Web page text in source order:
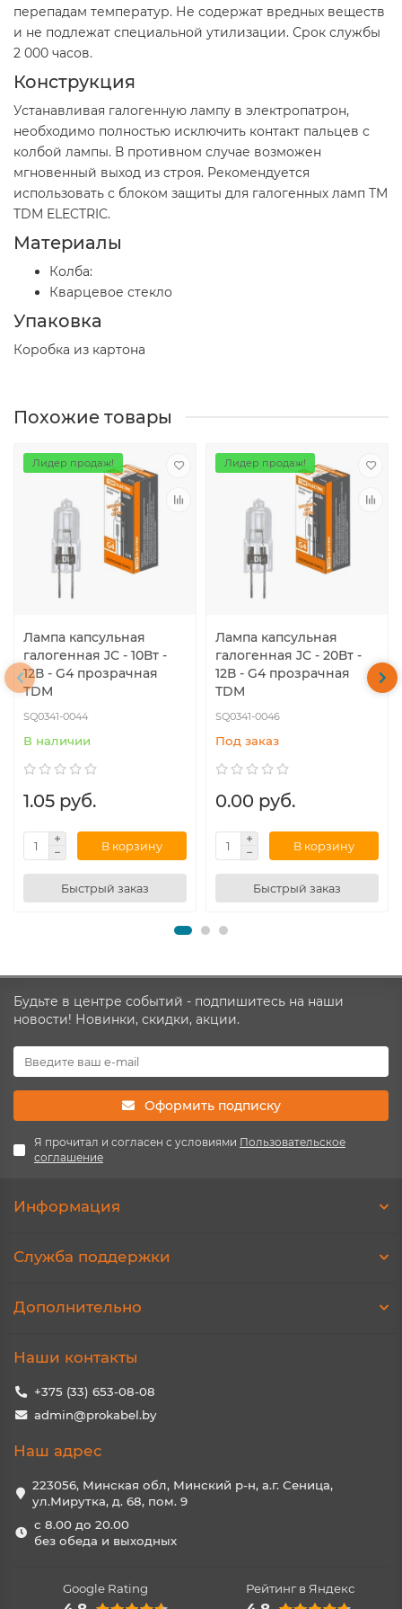
перепадам температур. Не содержат вредных веществ
и не подлежат специальной утилизации. Срок службы
2 000 часов.
Конструкция
Устанавливая галогенную лампу в электропатрон,
необходимо полностью исключить контакт пальцев с
колбой лампы. В противном случае возможен
мгновенный выход из строя. Рекомендуется
использовать с блоком защиты для галогенных ламп TM
TDM ELECTRIC.
Материалы
Колба:
Кварцевое стекло
Упаковка
Коробка из картона
Похожие товары
Лидер продаж!
Лампа капсульная
галогенная JC - 10Вт -
12В - G4 прозрачная
TDM
SQ0341-0044
В наличии
1.05 руб.
В корзину
Быстрый заказ
Лидер продаж!
Лампа капсульная
галогенная JC - 20Вт -
12В - G4 прозрачная
TDM
SQ0341-0046
Под заказ
0.00 руб.
В корзину
Быстрый заказ
Будьте в центре событий - подпишитесь на наши
новости! Новинки, скидки, акции.
Оформить подписку
Я прочитал и согласен с условиями Пользовательское
соглашение
Информация
Служба поддержки
Дополнительно
Наши контакты
+375 (33) 653-08-08
admin@prokabel.by
Наш адрес
223056, Минская обл, Минский р-н, а.г. Сеница,
ул.Мирутка, д. 68, пом. 9
с 8.00 до 20.00
без обеда и выходных
Google Rating Рейтинг в Яндекс